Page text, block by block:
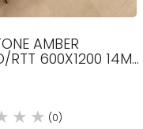
AMBER
RTT 600X1200 14MM
(0)